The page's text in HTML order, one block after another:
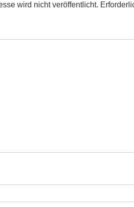
wird nicht veröffentlicht.